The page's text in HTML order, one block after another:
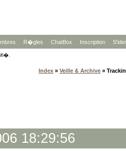
R�gles ChatBox Inscription
Index » Veille & Archive »
18:29:56